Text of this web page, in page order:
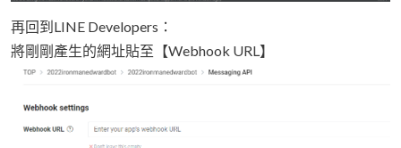
再回到LINE Developers：
將剛剛產生的網址貼至【Webhook URL】